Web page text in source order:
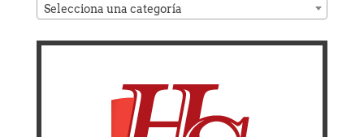
Selecciona una categoría